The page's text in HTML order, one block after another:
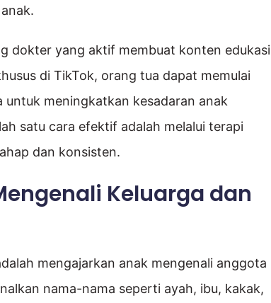
dokter yang aktif membuat konten edukasi
di TikTok, orang tua dapat memulai
meningkatkan kesadaran anak
satu cara efektif adalah melalui terapi
dan konsisten.
Keluarga dan
mengajarkan anak mengenali anggota
nama-nama seperti ayah, ibu, kakak,